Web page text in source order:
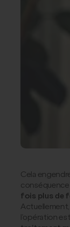
Cela
conséquence
fois plus de
Actuellement,
l’opération